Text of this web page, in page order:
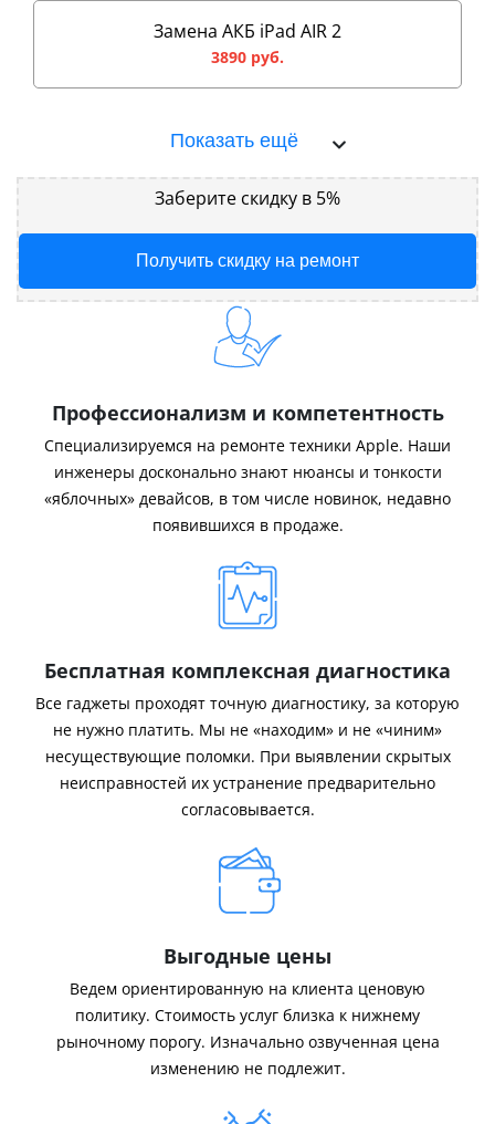
Замена АКБ iPad AIR 2
3890 руб.
Показать ещё
Заберите скидку в 5%
Получить скидку на ремонт
Профессионализм и компетентность
Специализируемся на ремонте техники Apple. Наши
инженеры досконально знают нюансы и тонкости
«яблочных» девайсов, в том числе новинок, недавно
появившихся в продаже.
Бесплатная комплексная диагностика
Все гаджеты проходят точную диагностику, за которую
не нужно платить. Мы не «находим» и не «чиним»
несуществующие поломки. При выявлении скрытых
неисправностей их устранение предварительно
согласовывается.
Выгодные цены
Ведем ориентированную на клиента ценовую
политику. Стоимость услуг близка к нижнему
рыночному порогу. Изначально озвученная цена
изменению не подлежит.